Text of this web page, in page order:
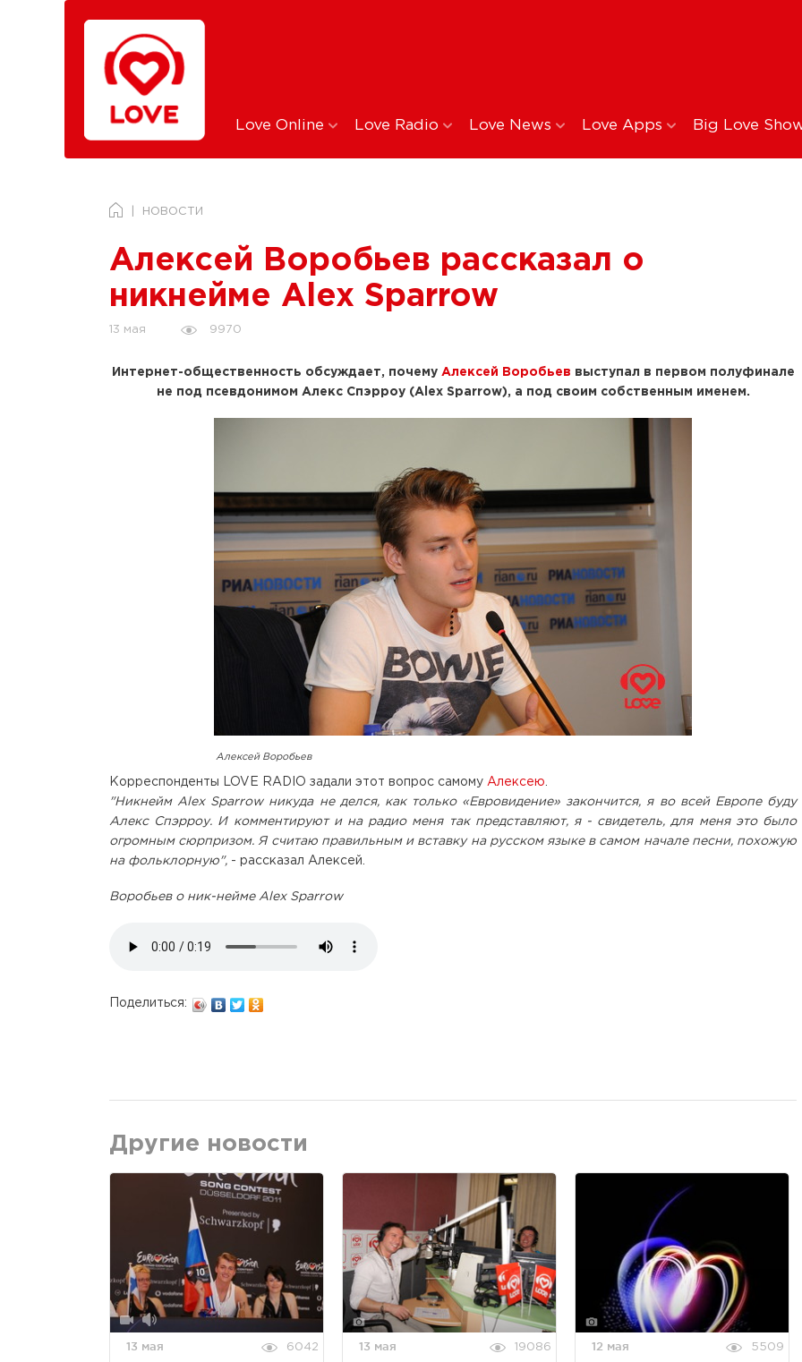
Love Online Love Radio Love News Love Apps Big Love
НОВОСТИ
Алексей Воробьев рассказал о
никнейме Alex Sparrow
13 мая 9970
Интернет-общественность обсуждает, почему Алексей Воробьев выступал в первом полуфинале
не под псевдонимом Алекс Спэрроу (Alex Sparrow), а под своим собственным именем.
Алексей Воробьев
Корреспонденты LOVE RADIO задали этот вопрос самому Алексею
"Никнейм Alex Sparrow никуда не делся, как только «Евровидение» закончится, я во всей Европе буду
Алекс Спэрроу. И комментируют и на радио меня так представляют, я - свидетель, для меня это было
огромным сюрпризом. Я считаю правильным и вставку на русском языке в самом начале песни, похожую
на фольклорную", - рассказал Алексей.
Воробьев о ник-нейме Alex Sparrow
Поделиться:
Другие новости
13 мая 6042 13 мая 19086 12 мая 5509